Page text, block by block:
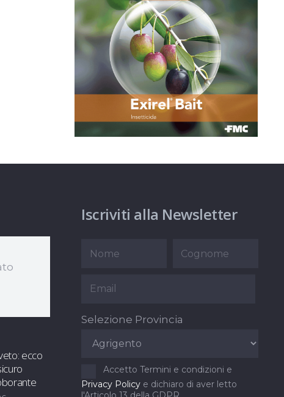
ecco
Iscriviti alla Newsletter
Selezione Provincia
Accetto Termini e condizioni e
Privacy Policy e dichiaro di aver letto